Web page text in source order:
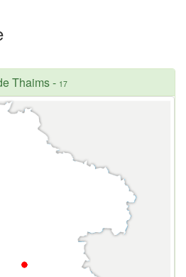
Thaims- 17